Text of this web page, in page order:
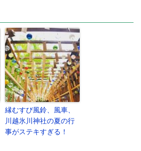
縁むすび風鈴、風車、
川越氷川神社の夏の行
事がステキすぎる！